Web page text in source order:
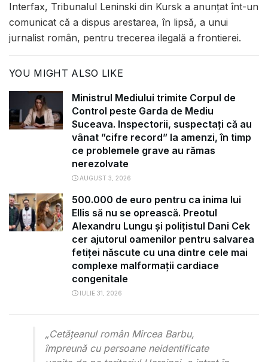
Interfax, Tribunalul Leninski din Kursk a anunțat înt-un
comunicat că a dispus arestarea, în lipsă, a unui
jurnalist român, pentru trecerea ilegală a frontierei.
YOU MIGHT ALSO LIKE
Ministrul Mediului trimite Corpul de
Control peste Garda de Mediu
Suceava. Inspectorii, suspectați că au
vânat ”cifre record” la amenzi, în timp
ce problemele grave au rămas
nerezolvate
AUGUST 3, 2026
500.000 de euro pentru ca inima lui
Ellis să nu se oprească. Preotul
Alexandru Lungu și polițistul Dani Cek
cer ajutorul oamenilor pentru salvarea
fetiței născute cu una dintre cele mai
complexe malformații cardiace
congenitale
IULIE 31, 2026
„Cetăţeanul român Mircea Barbu,
împreună cu persoane neidentificate